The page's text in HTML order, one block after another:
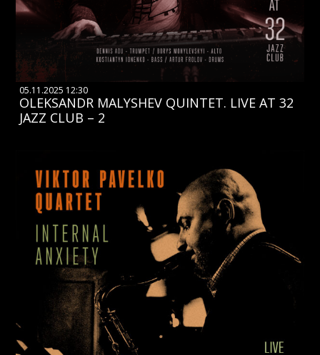
05.11.2025 12:30
OLEKSANDR MALYSHEV QUINTET. LIVE AT 32
JAZZ CLUB – 2